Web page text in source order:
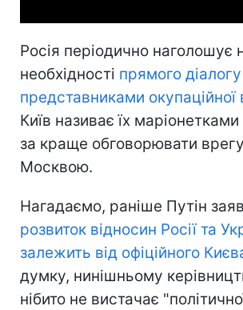
Росія періодично наголошує
необхідності прямого
представниками окупаційної
Київ називає їх
за краще обговорювати
Москвою.
Нагадаємо, раніше Путін
розвиток відносин Росії та
залежить від офіційного
думку, нинішньому
нібито не вистачає